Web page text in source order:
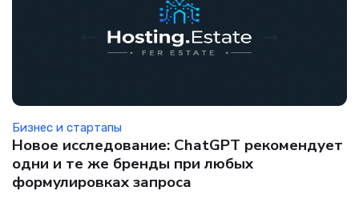
Бизнес и стартапы
Новое исследование: ChatGPT рекомендует
одни и те же бренды при любых
формулировках запроса